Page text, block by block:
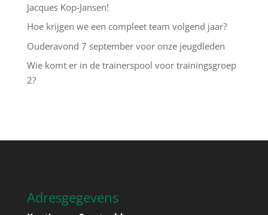
Jacques Kop-Jansen!
Hoe krijgen we een compleet team volgend jaar?
Ouderavond 7 september voor onze jeugdleden
Wie komt er in de trainerspool voor trainingsgroep
2?
Adresgegevens